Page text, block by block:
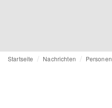
Startseite Nachrichten Personen